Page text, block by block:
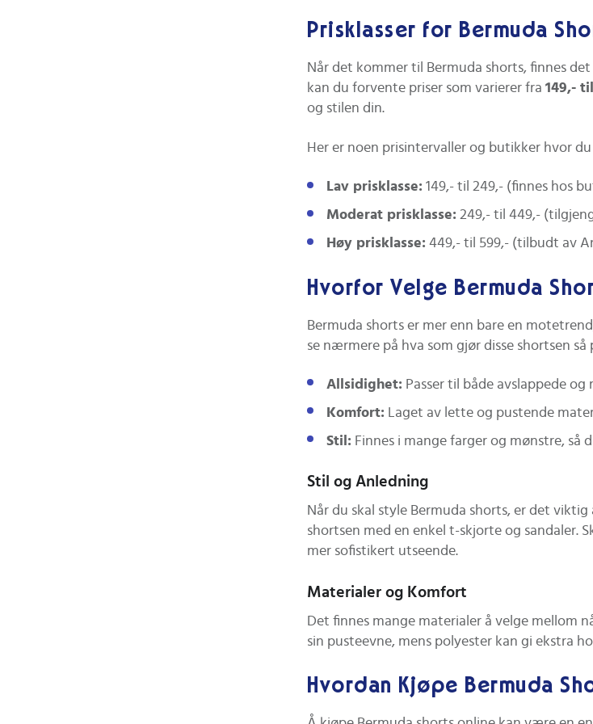
metode, prisvurdering og
rehabilitering kan øke
verdien på boligen din.
piknikpledd,
minneverdig
under åpen
Prisklasser for Bermuda
Når det kommer til Bermuda shorts, finnes
kan du forvente priser som varierer fra 149,-
og stilen din.
Her er noen prisintervaller og butikker hvor
Lav prisklasse: 149,- til 249,- (finnes hos
Moderat prisklasse: 249,- til 449,-
Høy prisklasse: 449,- til 599,- (tilbudt av
Hvorfor Velge Bermuda
Bermuda shorts er mer enn bare en
se nærmere på hva som gjør disse shortsen
Allsidighet: Passer til både avslappede
Komfort: Laget av lette og pustende
Stil: Finnes i mange farger og mønstre, så
Stil og Anledning
Når du skal style Bermuda shorts, er det
shortsen med en enkel t-skjorte og sandaler.
mer sofistikert utseende.
Materialer og Komfort
Det finnes mange materialer å velge mellom
sin pusteevne, mens polyester kan gi ekstra
Hvordan Kjøpe Bermuda